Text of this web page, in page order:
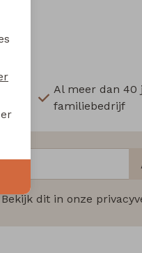
Al meer dan 40
familiebedrijf
dit in onze